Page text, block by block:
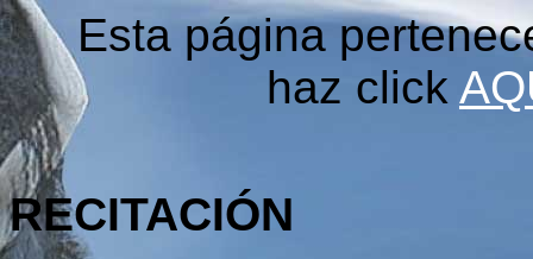
Esta página
haz click
RECITACIÓN